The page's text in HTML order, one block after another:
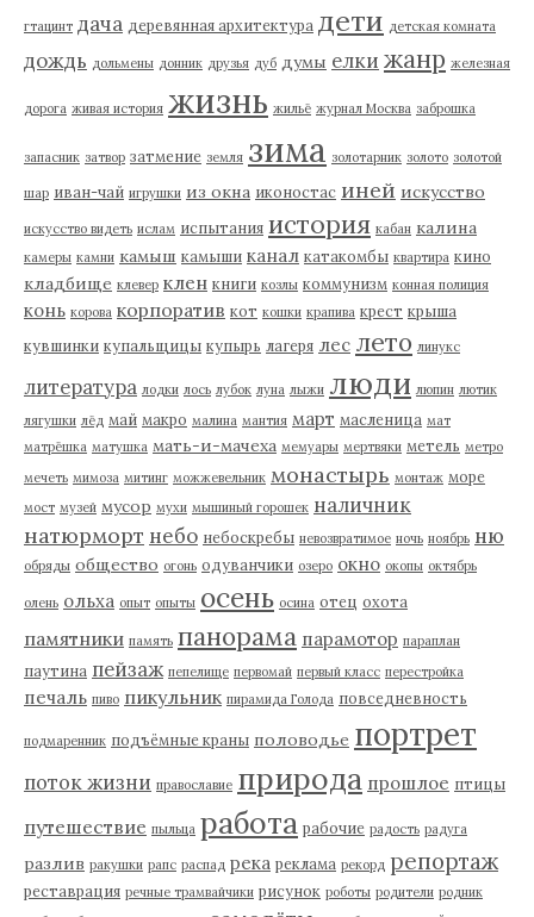
гтацинт дача деревянная архитектура дети детская комната
дождь дольмены донник друзья дуб думы елки жанр железная
дорога живая история жизнь жильё журнал Москва заброшка
запасник затвор затмение земля зима золотарник золото золотой
шар иван-чай игрушки из окна иконостас иней искусство
искусство видеть ислам испытания история кабан калина
камеры камни камыш камыши канал катакомбы квартира кино
кладбище клевер клен книги козлы коммунизм конная полиция
конь корова корпоратив кот кошки крапива крест крыша
кувшинки купальщицы купырь лагеря лес лето линукс
литература лодки лось лубок луна лыжи люди люпин лютик
лягушки лёд май макро малина мантия март масленица мат
матрёшка матушка мать-и-мачеха мемуары мертвяки метель метро
мечеть мимоза митинг можжевельник монастырь монтаж море
мост музей мусор мухи мышиный горошек наличник
натюрморт небо небоскребы невозвратимое ночь ноябрь ню
обряды общество огонь одуванчики озеро окно окопы октябрь
олень ольха опыт опыты осень осина отец охота
памятники память панорама парамотор параплан
паутина пейзаж пепелище первомай первый класс перестройка
печаль пиво пикульник пирамида Голода повседневность
подмаренник подъёмные краны половодье портрет
поток жизни православие природа прошлое птицы
путешествие пыльца работа рабочие радость радуга
разлив ракушки рапс распад река реклама рекорд репортаж
реставрация речные трамвайчики рисунок роботы родители родник